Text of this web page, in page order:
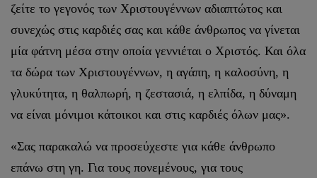
ζείτε το γεγονός των Χριστουγέννων αδιαπτώτος και
συνεχώς στις καρδιές σας και κάθε άνθρωπος να γίνεται
μία φάτνη μέσα στην οποία γεννιέται ο Χριστός. Και όλα
τα δώρα των Χριστουγέννων, η αγάπη, η καλοσύνη, η
γλυκύτητα, η θαλπωρή, η ζεστασιά, η ελπίδα, η δύναμη
να είναι μόνιμοι κάτοικοι και στις καρδιές όλων μας».
«Σας παρακαλώ να προσεύχεστε για κάθε άνθρωπο
επάνω στη γη. Για τους πονεμένους, για τους